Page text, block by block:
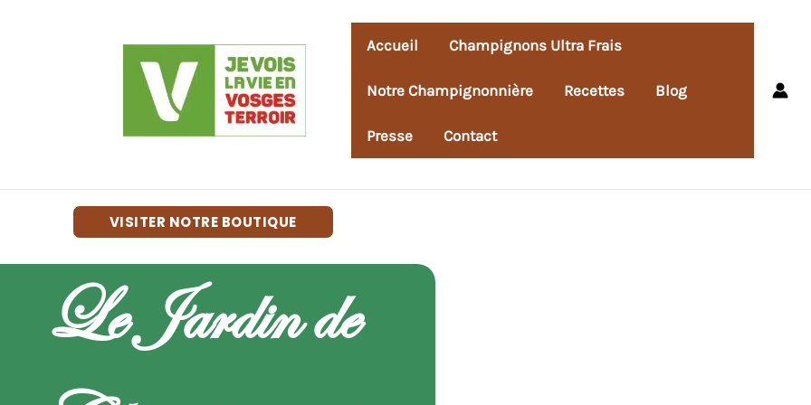
Accueil Champignons Ultra Frais
Notre Champignonnière Recettes Blog
Presse Contact
VISITER NOTRE BOUTIQUE
Le Jardin de